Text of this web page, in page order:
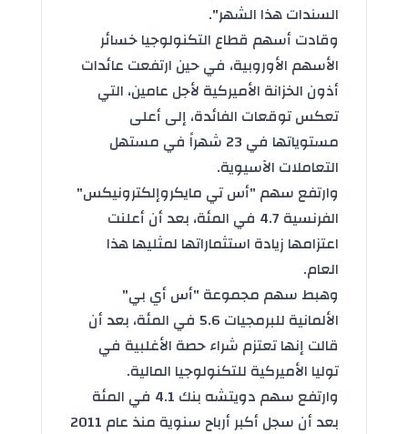
السندات هذا الشهر".
وقادت أسهم قطاع التكنولوجيا خسائر
الأسهم الأوروبية، في حين ارتفعت عائدات
أذون الخزانة الأميركية لأجل عامين، التي
تعكس توقعات الفائدة، إلى أعلى
مستوياتها في 23 شهراً في مستهل
التعاملات الآسيوية.
وارتفع سهم "أس تي مايكروإلكترونيكس"
الفرنسية 4.7 في المئة، بعد أن أعلنت
اعتزامها زيادة استثماراتها لمثليها هذا
العام.
وهبط سهم مجموعة "أس أي بي"
الألمانية للبرمجيات 5.6 في المئة، بعد أن
قالت إنها تعتزم شراء حصة الأغلبية في
توليا الأميركية للتكنولوجيا المالية.
وارتفع سهم دويتشه بنك 4.1 في المئة
بعد أن سجل أكبر أرباح سنوية منذ عام 2011